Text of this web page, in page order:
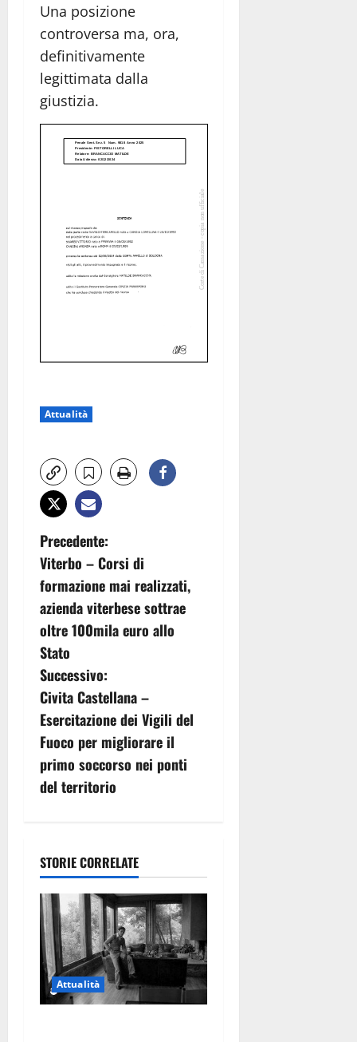
Una posizione
controversa ma, ora,
definitivamente
legittimata dalla
giustizia.
Attualità
N
a
v
i
g
a
z
i
n
e
a
r
t
i
Precedente:
Viterbo – Corsi di
formazione mai realizzati,
azienda viterbese sottrae
oltre 100mila euro allo
Stato
Successivo:
Civita Castellana –
Esercitazione dei Vigili del
Fuoco per migliorare il
primo soccorso nei ponti
del territorio
STORIE CORRELATE
Attualità